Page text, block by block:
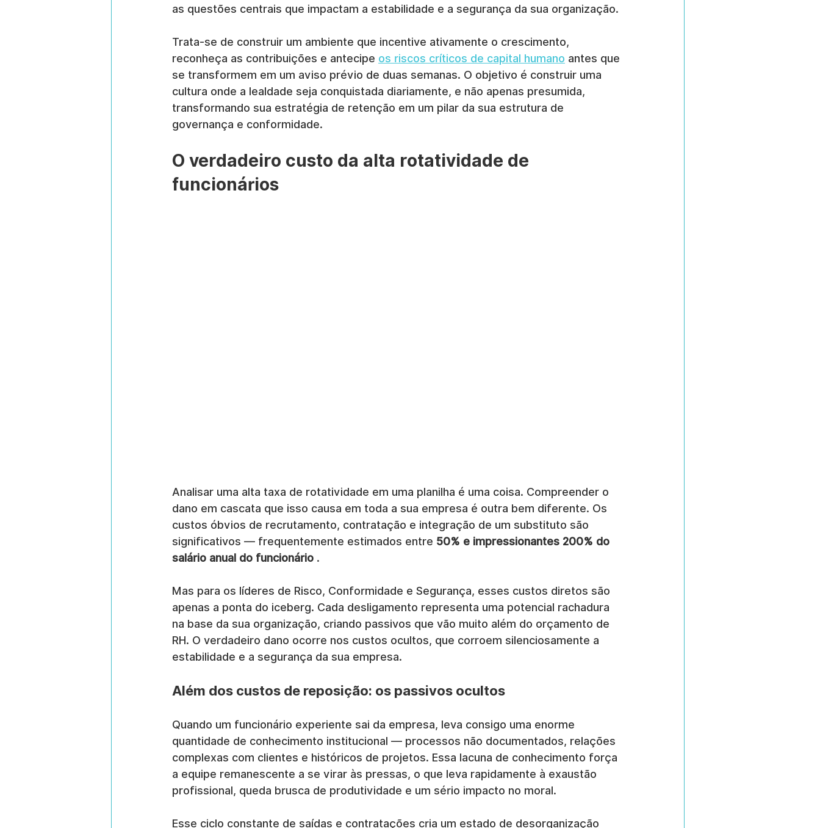
as questões centrais que impactam a estabilidade e a segurança da sua organização.
Trata-se de construir um ambiente que incentive ativamente o crescimento,
reconheça as contribuições e antecipe os riscos críticos de capital humano antes que
se transformem em um aviso prévio de duas semanas. O objetivo é construir uma
cultura onde a lealdade seja conquistada diariamente, e não apenas presumida,
transformando sua estratégia de retenção em um pilar da sua estrutura de
governança e conformidade.
O verdadeiro custo da alta rotatividade de
funcionários
Analisar uma alta taxa de rotatividade em uma planilha é uma coisa. Compreender o
dano em cascata que isso causa em toda a sua empresa é outra bem diferente. Os
custos óbvios de recrutamento, contratação e integração de um substituto são
significativos — frequentemente estimados entre 50% e impressionantes 200% do
salário anual do funcionário .
Mas para os líderes de Risco, Conformidade e Segurança, esses custos diretos são
apenas a ponta do iceberg. Cada desligamento representa uma potencial rachadura
na base da sua organização, criando passivos que vão muito além do orçamento de
RH. O verdadeiro dano ocorre nos custos ocultos, que corroem silenciosamente a
estabilidade e a segurança da sua empresa.
Além dos custos de reposição: os passivos ocultos
Quando um funcionário experiente sai da empresa, leva consigo uma enorme
quantidade de conhecimento institucional — processos não documentados, relações
complexas com clientes e históricos de projetos. Essa lacuna de conhecimento força
a equipe remanescente a se virar às pressas, o que leva rapidamente à exaustão
profissional, queda brusca de produtividade e um sério impacto no moral.
Esse ciclo constante de saídas e contratações cria um estado de desorganização